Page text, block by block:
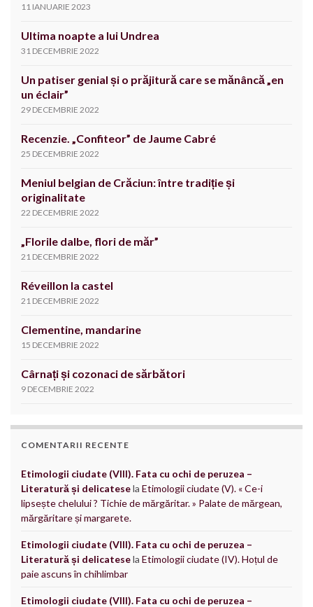
11 IANUARIE 2023
Ultima noapte a lui Undrea
31 DECEMBRIE 2022
Un patiser genial și o prăjitură care se mănâncă „en
un éclair”
29 DECEMBRIE 2022
Recenzie. „Confiteor” de Jaume Cabré
25 DECEMBRIE 2022
Meniul belgian de Crăciun: între tradiție și
originalitate
22 DECEMBRIE 2022
„Florile dalbe, flori de măr”
21 DECEMBRIE 2022
Réveillon la castel
21 DECEMBRIE 2022
Clementine, mandarine
15 DECEMBRIE 2022
Cârnați și cozonaci de sărbători
9 DECEMBRIE 2022
COMENTARII RECENTE
Etimologii ciudate (VIII). Fata cu ochi de peruzea –
Literatură și delicatesela Etimologii ciudate (V). « Ce-i
lipsește chelului ? Tichie de mărgăritar. » Palate de mărgean,
mărgăritare și margarete.
Etimologii ciudate (VIII). Fata cu ochi de peruzea –
Literatură și delicatesela Etimologii ciudate (IV). Hoțul de
paie ascuns în chihlimbar
Etimologii ciudate (VIII). Fata cu ochi de peruzea –